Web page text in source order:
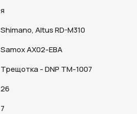
я
Shimano, Altus RD-M310
Samox AX02-EBA
Трещотка - DNP TM-1007
26
7
Нажимая на кнопку “Отправить
персональных данных и